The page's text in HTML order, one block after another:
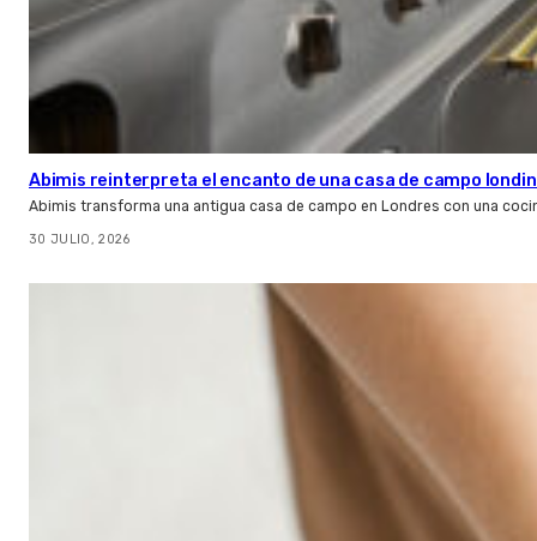
Abimis reinterpreta el encanto de una casa de campo
Abimis transforma una antigua casa de campo en Londres con una
30 JULIO, 2026